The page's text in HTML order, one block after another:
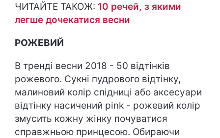
ЧИТАЙТЕ ТАКОЖ: 10 речей, з якими
легше дочекатися весни
РОЖЕВИЙ
В тренді весни 2018 - 50 відтінків
рожевого. Сукні пудрового відтінку,
малиновий колір спідниці або аксесуари
відтінку насичений pink - рожевий колір
змусить кожну жінку почуватися
справжньою принцесою. Обираючи